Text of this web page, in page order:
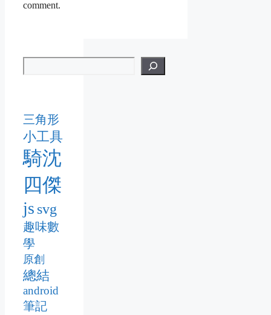
comment.
三角形
小工具
騎沈
四傑
js svg
趣味數
學
原創
總結
android
筆記